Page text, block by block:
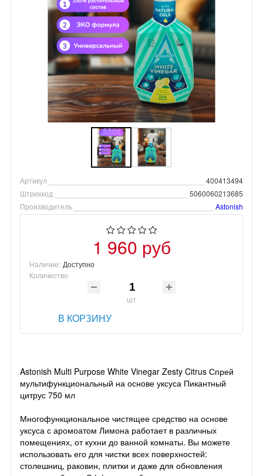
Артикул
400413494
Штрихкод
5060060213685
Производитель
Astonish
1 960 руб
Наличие: Доступно
Количество
шт
В КОРЗИНУ
Astonish Multi Purpose White Vinegar Zesty Citrus Спрей
мультифункциональный на основе уксуса Пикантный
цитрус 750 мл
Многофункциональное чистящее средство на основе
уксуса с аромоатом Лимона работает в различных
помещениях, от кухни до ванной комнаты. Вы можете
использовать его для чистки всех поверхностей:
столешниц, раковин, плитки и даже для обновления